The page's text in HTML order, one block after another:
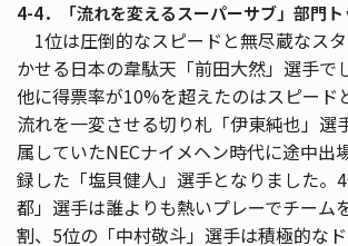
4-4．「流れを変えるスーパーサブ」部門ト
1位は圧倒的なスピードと無尽蔵なス
かせる日本の韋駄天「前田大然」選手で
他に得票率が10%を超えたのはスピード
流れを一変させる切り札「伊東純也」選
属していたNECナイメヘン時代に途中出
録した「塩貝健人」選手となりました。
都」選手は誰よりも熱いプレーでチーム
割、5位の「中村敬斗」選手は積極的な